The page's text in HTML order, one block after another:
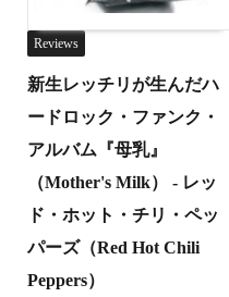
Reviews
新生レッチリが生んだハ
ードロック・ファンク・
アルバム『母乳』
（Mother's Milk） - レッ
ド・ホット・チリ・ペッ
パーズ（Red Hot Chili
Peppers）